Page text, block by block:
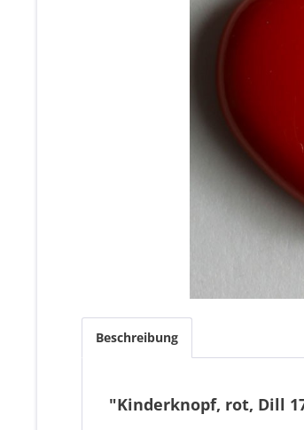
Beschreibung
"Kinderknopf, rot, Dill